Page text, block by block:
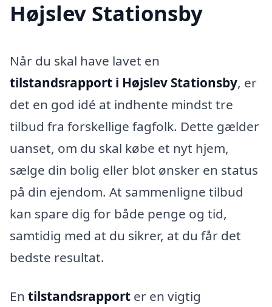
Højslev Stationsby
Når du skal have lavet en
tilstandsrapport i Højslev Stationsby, er
det en god idé at indhente mindst tre
tilbud fra forskellige fagfolk. Dette gælder
uanset, om du skal købe et nyt hjem,
sælge din bolig eller blot ønsker en status
på din ejendom. At sammenligne tilbud
kan spare dig for både penge og tid,
samtidig med at du sikrer, at du får det
bedste resultat.
En tilstandsrapport er en vigtig